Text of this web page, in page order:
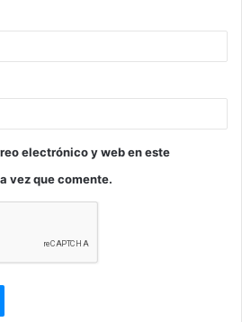
electrónico y web en este
vez que comente.